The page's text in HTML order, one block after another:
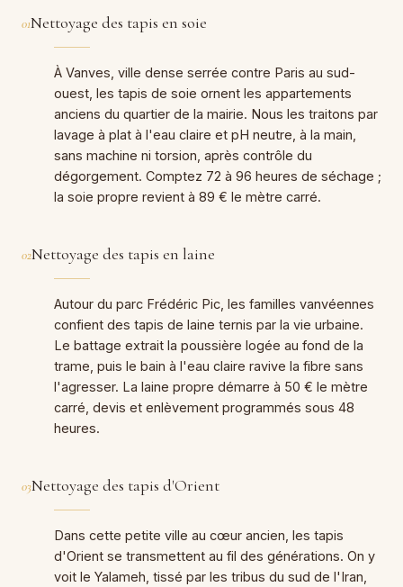
01Nettoyage des tapis en soie
À Vanves, ville dense serrée contre Paris au sud-
ouest, les tapis de soie ornent les appartements
anciens du quartier de la mairie. Nous les traitons par
lavage à plat à l'eau claire et pH neutre, à la main,
sans machine ni torsion, après contrôle du
dégorgement. Comptez 72 à 96 heures de séchage ;
la soie propre revient à 89 € le mètre carré.
02Nettoyage des tapis en laine
Autour du parc Frédéric Pic, les familles vanvéennes
confient des tapis de laine ternis par la vie urbaine.
Le battage extrait la poussière logée au fond de la
trame, puis le bain à l'eau claire ravive la fibre sans
l'agresser. La laine propre démarre à 50 € le mètre
carré, devis et enlèvement programmés sous 48
heures.
03Nettoyage des tapis d'Orient
Dans cette petite ville au cœur ancien, les tapis
d'Orient se transmettent au fil des générations. On y
voit le Yalameh, tissé par les tribus du sud de l'Iran,